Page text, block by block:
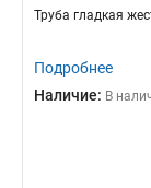
Труба гладкая
Подробнее
Наличие: В